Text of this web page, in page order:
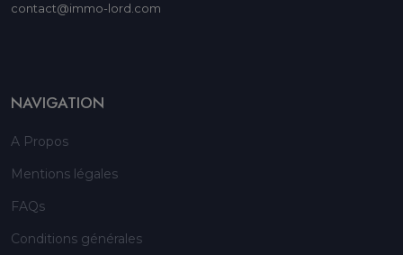
contact@immo-lord.com
NAVIGATION
A Propos
Mentions légales
FAQs
Conditions générales